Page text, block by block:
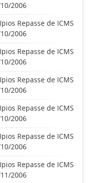
2006
Repasse de ICMS
2006
Repasse de ICMS
2006
Repasse de ICMS
2006
Repasse de ICMS
2006
Repasse de ICMS
2006
Repasse de ICMS
2006